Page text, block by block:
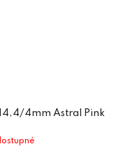
4mm Astral Pink